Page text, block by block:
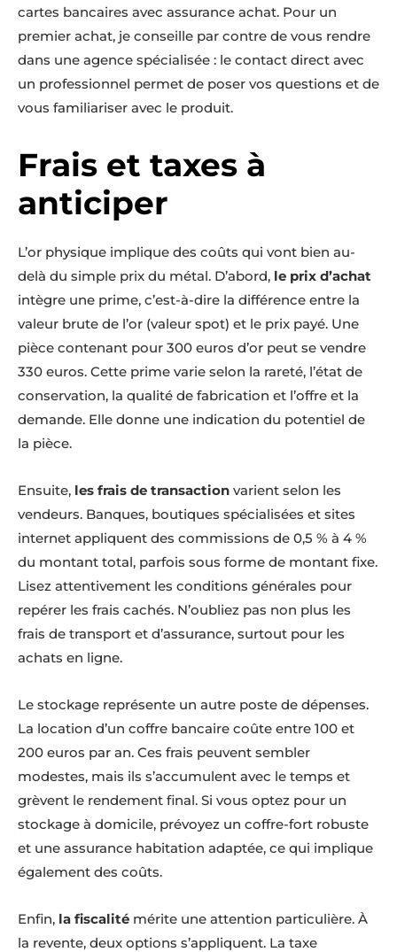
cartes bancaires avec assurance achat. Pour un
premier achat, je conseille par contre de vous rendre
dans une agence spécialisée : le contact direct avec
un professionnel permet de poser vos questions et de
vous familiariser avec le produit.
Frais et taxes à
anticiper
L’or physique implique des coûts qui vont bien au-
delà du simple prix du métal. D’abord, le prix d’achat
intègre une prime, c’est-à-dire la différence entre la
valeur brute de l’or (valeur spot) et le prix payé. Une
pièce contenant pour 300 euros d’or peut se vendre
330 euros. Cette prime varie selon la rareté, l’état de
conservation, la qualité de fabrication et l’offre et la
demande. Elle donne une indication du potentiel de
la pièce.
Ensuite, les frais de transaction varient selon les
vendeurs. Banques, boutiques spécialisées et sites
internet appliquent des commissions de 0,5 % à 4 %
du montant total, parfois sous forme de montant fixe.
Lisez attentivement les conditions générales pour
repérer les frais cachés. N’oubliez pas non plus les
frais de transport et d’assurance, surtout pour les
achats en ligne.
Le stockage représente un autre poste de dépenses.
La location d’un coffre bancaire coûte entre 100 et
200 euros par an. Ces frais peuvent sembler
modestes, mais ils s’accumulent avec le temps et
grèvent le rendement final. Si vous optez pour un
stockage à domicile, prévoyez un coffre-fort robuste
et une assurance habitation adaptée, ce qui implique
également des coûts.
Enfin, la fiscalité mérite une attention particulière. À
la revente, deux options s’appliquent. La taxe